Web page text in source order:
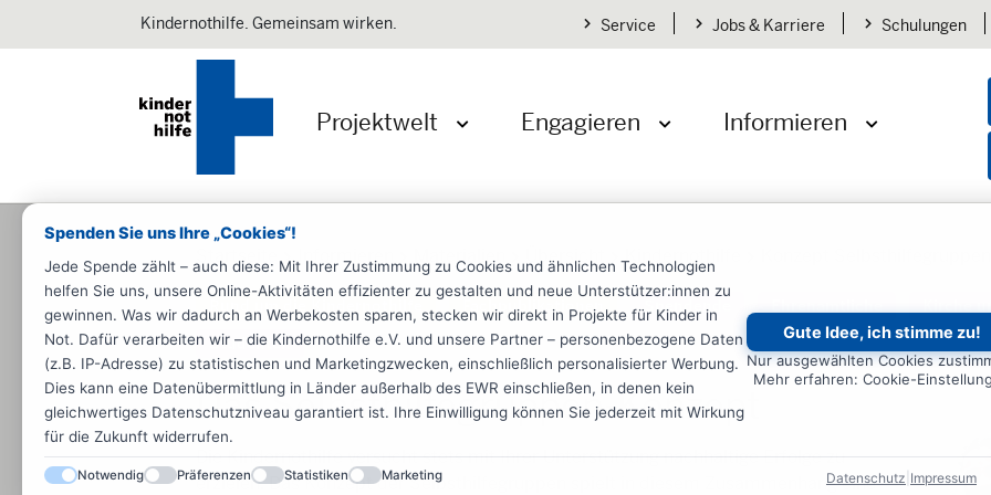
Spenden Sie uns Ihre „Cookies“!
Jede Spende zählt – auch diese: Mit Ihrer Zustimmung zu Cookies und ähnlichen Technologien
helfen Sie uns, unsere Online-Aktivitäten effizienter zu gestalten und neue Unterstützer:innen zu
gewinnen. Was wir dadurch an Werbekosten sparen, stecken wir direkt in Projekte für Kinder in
Not. Dafür verarbeiten wir – die Kindernothilfe e.V. und unsere Partner – personenbezogene Daten
(z.B. IP-Adresse) zu statistischen und Marketingzwecken, einschließlich personalisierter Werbung.
Dies kann eine Datenübermittlung in Länder außerhalb des EWR einschließen, in denen kein
gleichwertiges Datenschutzniveau garantiert ist. Ihre Einwilligung können Sie jederzeit mit Wirkung
für die Zukunft widerrufen.
Gute Idee, ich stimme zu!
Nur ausgewählten Cookies
Mehr erfahren: Cookie-
Notwendig Präferenzen Statistiken Marketing Datenschutz Impressum
Kindernothilfe. Gemeinsam wirken. Service Jobs & Karriere Schulungen
Projektwelt Engagieren Informieren
Startseite Informieren Materialien Übersicht Kindernothilfe
Rund um die Kindernothilfe Fachpublikationen Spendende Kirche
Studenten
Das Selbsthilfegruppen-Konzept
Die Kindernothilfe versucht stets mit Ihrer Unterstützung nachhaltige Erfolge zu
erzielen. Das Konzept der Selbsthilfegruppen spielt in diesem Zusammenhang eine